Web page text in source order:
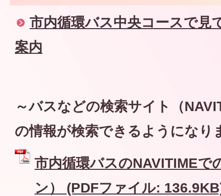
市内循環バス中央コースで見
案内
～バスなどの検索サイト（
の情報が検索できるようになり
市内循環バスのNAVITIMEで
ン） (PDFファイル: